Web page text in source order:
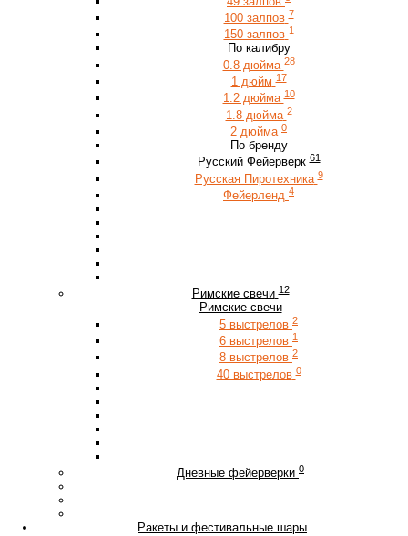
100 залпов 7
150 залпов 1
По калибру
0.8 дюйма 28
1 дюйм 17
1.2 дюйма 10
1.8 дюйма 2
2 дюйма 0
По бренду
Русский Фейерверк 61
Русская Пиротехника 9
Фейерленд 4
Римские свечи 12
Римские свечи
5 выстрелов 2
6 выстрелов 1
8 выстрелов 2
40 выстрелов 0
Дневные фейерверки 0
Ракеты и фестивальные шары